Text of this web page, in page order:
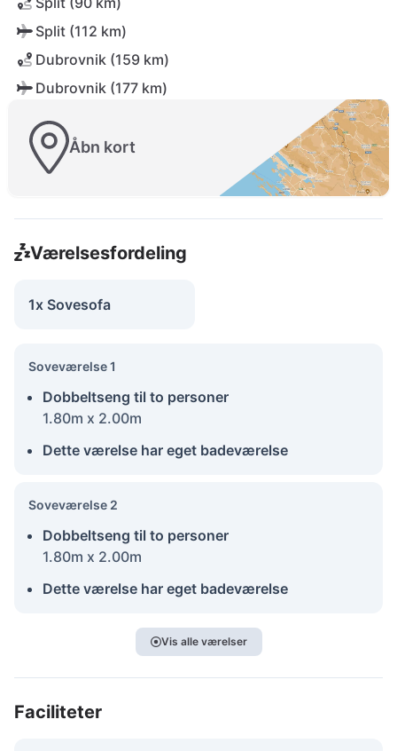
Split (112 km)
Dubrovnik (159 km)
Dubrovnik (177 km)
Åbn kort
Værelsesfordeling
1x Sovesofa
Soveværelse 1
Dobbeltseng til to personer
1.80m x 2.00m
Dette værelse har eget badeværelse
Soveværelse 2
Dobbeltseng til to personer
1.80m x 2.00m
Dette værelse har eget badeværelse
Vis alle værelser
Faciliteter